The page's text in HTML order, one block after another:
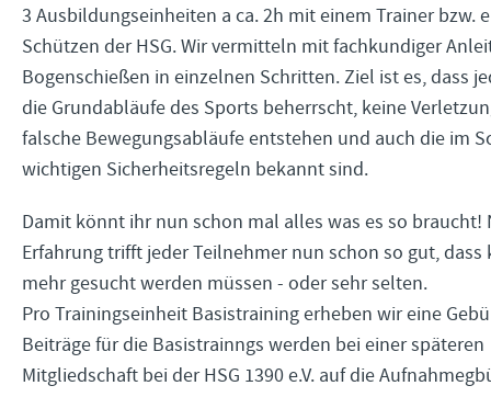
3 Ausbildungseinheiten a ca. 2h mit einem Trainer bzw.
Schützen der HSG. Wir vermitteln mit fachkundiger
Bogenschießen in einzelnen Schritten. Ziel ist es, dass
die Grundabläufe des Sports beherrscht, keine
falsche Bewegungsabläufe entstehen und auch die im
wichtigen Sicherheitsregeln bekannt sind.
Damit könnt ihr nun schon mal alles was es so braucht!
Erfahrung trifft jeder Teilnehmer nun schon so gut, dass
mehr gesucht werden müssen - oder sehr selten.
Pro Trainingseinheit Basistraining erheben wir eine
Beiträge für die Basistrainngs werden bei einer späteren
Mitgliedschaft bei der HSG 1390 e.V. auf die